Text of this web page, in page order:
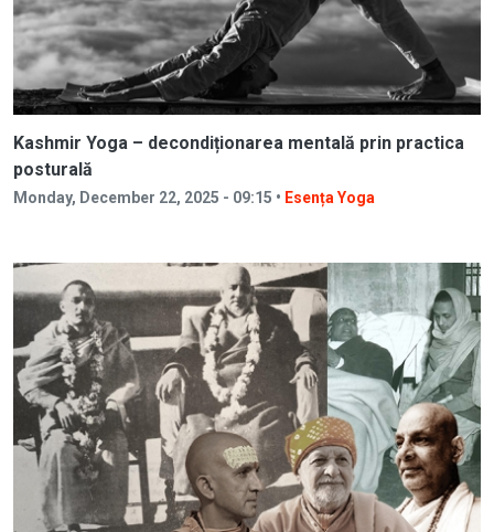
Kashmir Yoga – decondiționarea mentală prin practica
posturală
Monday, December 22, 2025 - 09:15 • Esența Yoga